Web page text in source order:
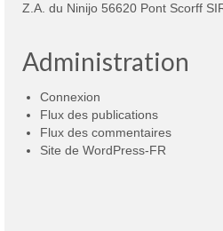
Z.A. du Ninijo 56620 Pont Scorff
Administration
Connexion
Flux des publications
Flux des commentaires
Site de WordPress-FR